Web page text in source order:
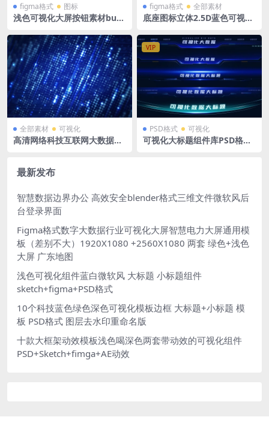
figma格式 图标
浅色可视化大屏按钮素材butt
figma格式 全部素材
底座图标立体2.5D蓝色可视化
60个
全部素材 可视化
高清网络科技互联网大数据科
VIP
PSD格式 可视化
可视化大标题组件库PSD格式
最新发布
智慧数据边界办公 高效安全blender格式三维文件微软风后
台登录界面
Figma格式数字大数据行业可视化大屏智慧电力大屏通用模
板（差别不大）1920X1080 +2560X1080 两套 绿色+浅色
大屏 广东地图
浅色可视化组件蓝白微软风 大标题 小标题组件
sketch+figma+PSD格式
10个科技蓝色绿色深色可视化模板边框 大标题+小标题 模
板 PSD格式 图层去水印重命名版
十款大框架动效模板浅色喝深色两套带动效的可视化组件
PSD+Sketch+fimga+AE动效